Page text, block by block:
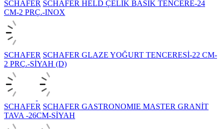
SCHAFER SCHAFER HELD ÇELİK BASIK TENCERE-24
CM-2 PRÇ.-INOX
SCHAFER SCHAFER GLAZE YOĞURT TENCERESİ-22 CM-
2 PRÇ.-SİYAH (D)
SCHAFER SCHAFER GASTRONOMIE MASTER GRANİT
TAVA -26CM-SİYAH